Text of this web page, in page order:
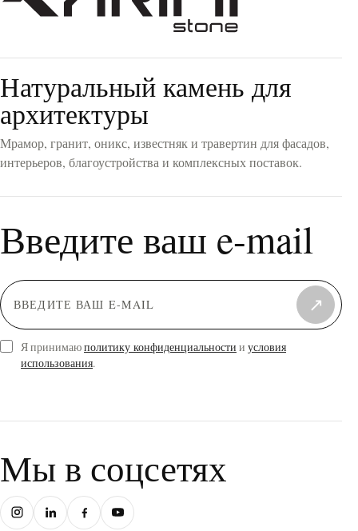
Желтый
Зеленый (3)
Персиковый (3)
Серебристо-коричневый (0)
Натуральный камень для
архитектуры
Мрамор, гранит, оникс, известняк и травертин для фасадов,
интерьеров, благоустройства и комплексных поставок.
Введите ваш e-mail
↗
Я принимаюполитику конфиденциальности и условия
использования.
Мы в соцсетях